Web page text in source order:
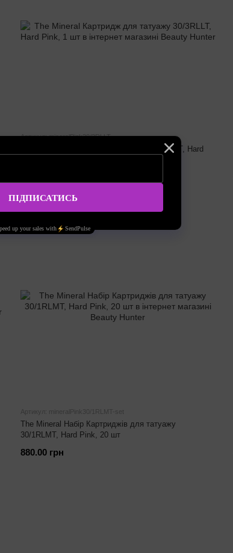
Артикул: mineralPink30/3RLLT
The Mineral Картридж для татуажу 30/3RLLT, Hard
Артикул: mineralPink30/1RLMT-set
The Mineral Набір Картриджів для татуажу
30/1RLMT, Hard Pink, 20 шт
880.00 грн